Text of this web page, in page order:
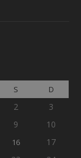
S D
2
3
9 10
16 17